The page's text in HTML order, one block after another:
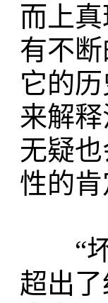
而上
有不
它的
来解
无疑
性的
“坏
超出